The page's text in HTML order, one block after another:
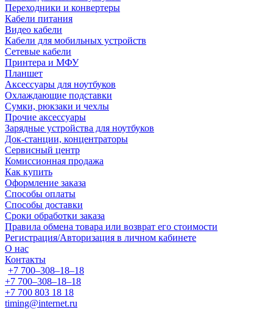
Переходники и конвертеры
Кабели питания
Видео кабели
Кабели для мобильных устройств
Сетевые кабели
Принтера и МФУ
Планшет
Аксессуары для ноутбуков
Охлаждающие подставки
Сумки, рюкзаки и чехлы
Прочие аксессуары
Зарядные устройства для ноутбуков
Док-станции, концентраторы
Сервисный центр
Комиссионная продажа
Как купить
Оформление заказа
Способы оплаты
Способы доставки
Сроки обработки заказа
Правила обмена товара или возврат его стоимости
Регистрация/Авторизация в личном кабинете
О нас
Контакты
+7 700‒308‒18‒18
+7 700‒308‒18‒18
+7 700 803 18 18
timing@internet.ru